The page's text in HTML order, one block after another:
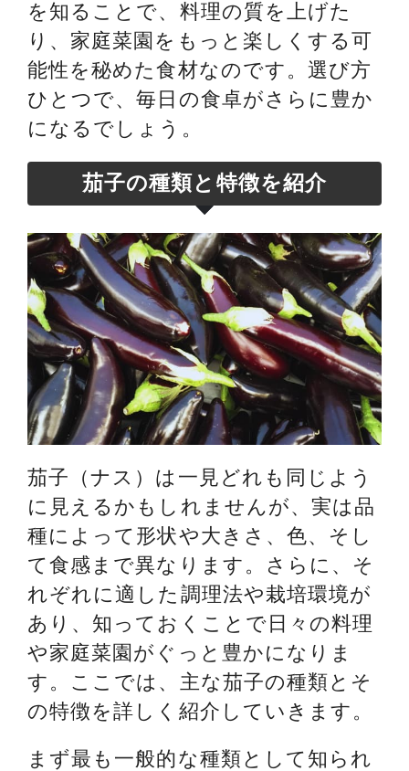
を知ることで、料理の質を上げた
り、家庭菜園をもっと楽しくする可
能性を秘めた食材なのです。選び方
ひとつで、毎日の食卓がさらに豊か
になるでしょう。
茄子の種類と特徴を紹介
茄子（ナス）は一見どれも同じよう
に見えるかもしれませんが、実は品
種によって形状や大きさ、色、そし
て食感まで異なります。さらに、そ
れぞれに適した調理法や栽培環境が
あり、知っておくことで日々の料理
や家庭菜園がぐっと豊かになりま
す。ここでは、主な茄子の種類とそ
の特徴を詳しく紹介していきます。
まず最も一般的な種類として知られ